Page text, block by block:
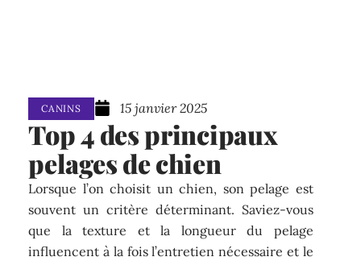
CANINS 15 janvier 2025
Top 4 des principaux
pelages de chien
Lorsque l’on choisit un chien, son pelage est
souvent un critère déterminant. Saviez-vous
que la texture et la longueur du pelage
influencent à la fois l’entretien nécessaire et le